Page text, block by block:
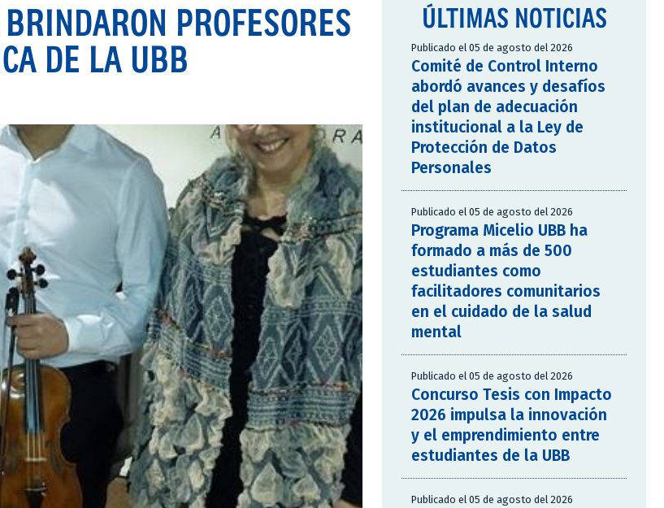
PROFESORES
DE LA UBB
ÚLTIMAS NOTICIAS
Publicado el 05 de agosto del 2026
Comité de Control Interno
abordó avances y desafíos
del plan de adecuación
institucional a la Ley de
Protección de Datos
Personales
Publicado el 05 de agosto del 2026
Programa Micelio UBB ha
formado a más de 500
estudiantes como
facilitadores comunitarios
en el cuidado de la salud
mental
Publicado el 05 de agosto del 2026
Concurso Tesis con Impacto
2026 impulsa la innovación
y el emprendimiento entre
estudiantes de la UBB
Publicado el 05 de agosto del 2026